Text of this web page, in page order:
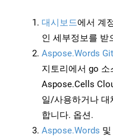
대시보드에서 계
인 세부정보를 받
Aspose.Words
지토리에서 go
Aspose.Cells
일/사용하거나 대
합니다. 옵션.
Aspose.Words 및